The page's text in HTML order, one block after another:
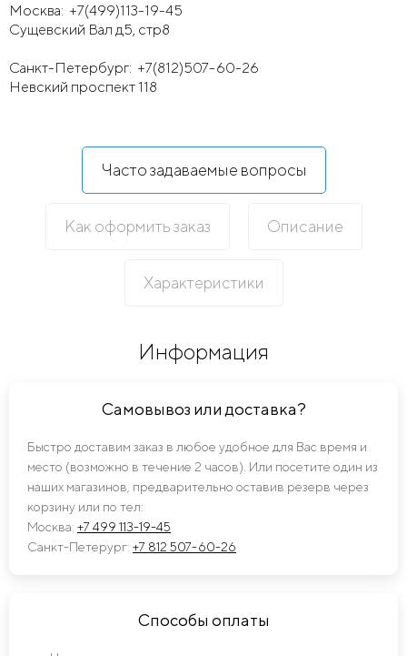
Москва: +7(499)113-19-45
Сущевский Вал д5, стр8
Санкт-Петербург: +7(812)507-60-26
Невский проспект 118
Часто задаваемые вопросы
Как оформить заказ Описание
Характеристики
Информация
Самовывоз или доставка?
Быстро доставим заказ в любое удобное для Вас время и
место (возможно в течение 2 часов). Или посетите один из
наших магазинов, предварительно оставив резерв через
корзину или по тел:
Москва: +7 499 113-19-45
Санкт-Петерург: +7 812 507-60-26
Способы оплаты